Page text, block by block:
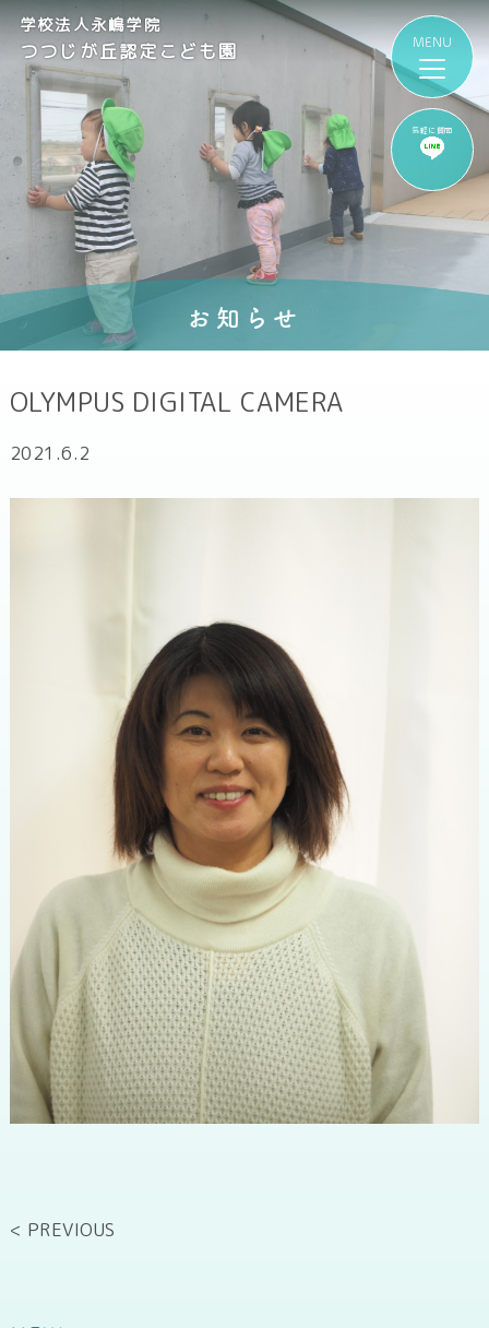
気軽に質問
学校法人永嶋学院
つつじが丘認定こども園
お知らせ
OLYMPUS DIGITAL CAMERA
2021.6.2
< PREVIOUS